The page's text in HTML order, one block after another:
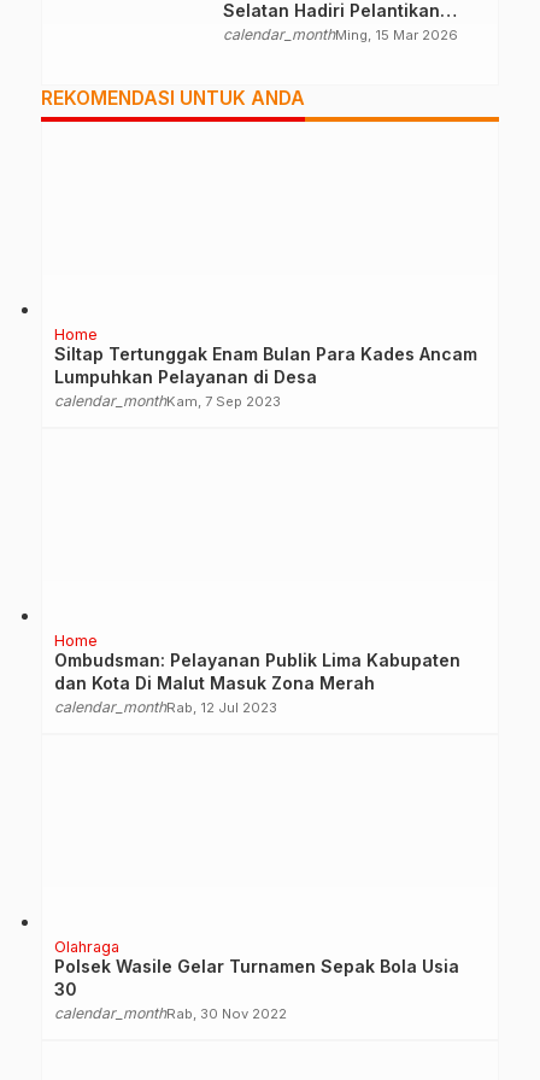
Selatan Hadiri Pelantikan
Mabiran Pramuka se-Kwarcab
calendar_monthMing, 15 Mar 2026
REKOMENDASI UNTUK ANDA
Home
Siltap Tertunggak Enam Bulan Para Kades Ancam
Lumpuhkan Pelayanan di Desa
calendar_monthKam, 7 Sep 2023
Home
Ombudsman: Pelayanan Publik Lima Kabupaten
dan Kota Di Malut Masuk Zona Merah
calendar_monthRab, 12 Jul 2023
Olahraga
Polsek Wasile Gelar Turnamen Sepak Bola Usia
30
calendar_monthRab, 30 Nov 2022